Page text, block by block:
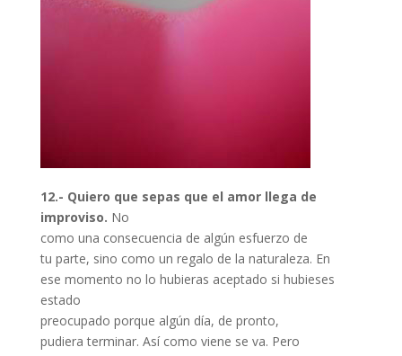
12.- Quiero que sepas que el amor llega de
improviso. No
como una consecuencia de algún esfuerzo de
tu parte, sino como un regalo de la naturaleza. En
ese momento no lo hubieras aceptado si hubieses
estado
preocupado porque algún día, de pronto,
pudiera terminar. Así como viene se va. Pero